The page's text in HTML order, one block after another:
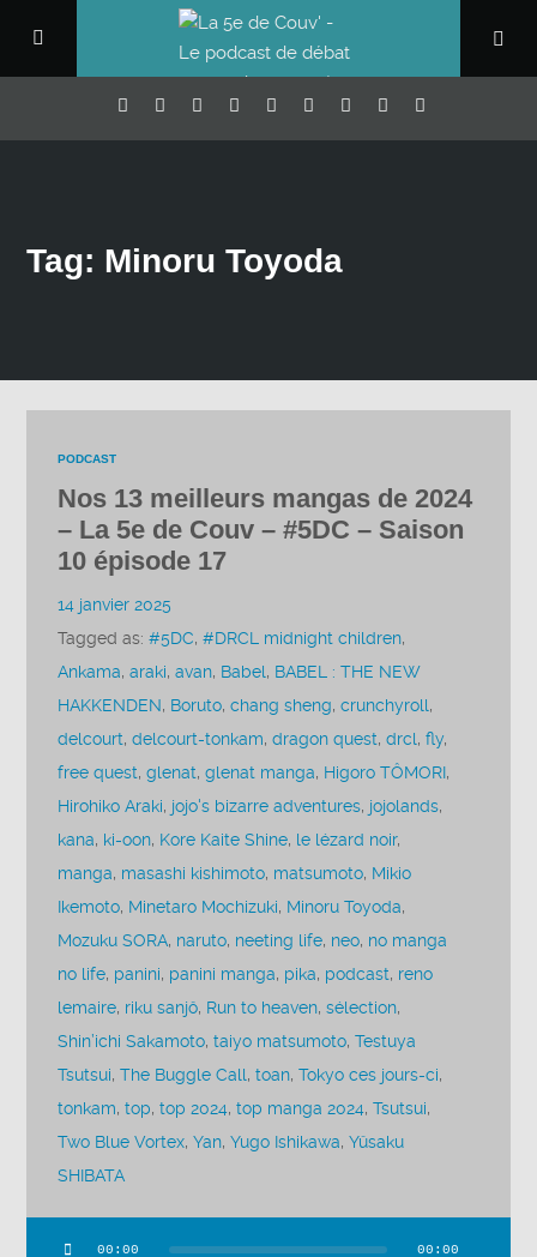
Tag: Minoru Toyoda
PODCAST
Nos 13 meilleurs mangas de 2024
– La 5e de Couv – #5DC – Saison
10 épisode 17
14 janvier 2025
Tagged as:#5DC,#DRCL midnight children,
Ankama,araki,avan, Babel, BABEL : THE NEW
HAKKENDEN, Boruto,chang sheng,crunchyroll,
delcourt,delcourt-tonkam,dragon quest,drcl,fly,
free quest,glenat,glenat manga, Higoro TÔMORI,
Hirohiko Araki, jojo's bizarre adventures, jojolands,
kana, ki-oon, Kore Kaite Shine, le lézard noir,
manga, masashi kishimoto, matsumoto, Mikio
Ikemoto, Minetaro Mochizuki, Minoru Toyoda,
Mozuku SORA, naruto, neeting life, neo, no manga
no life, panini, panini manga, pika, podcast, reno
lemaire, riku sanjô, Run to heaven,sélection,
Shin’ichi Sakamoto,taiyo matsumoto,Testuya
Tsutsui,The Buggle Call,toan,Tokyo ces jours-ci,
tonkam,top,top 2024,top manga 2024,Tsutsui,
Two Blue Vortex,Yan,Yugo Ishikawa,Yûsaku
SHIBATA
00:00 00:00